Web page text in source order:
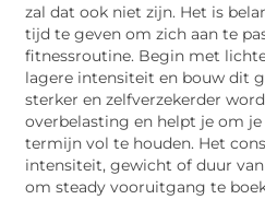
zal dat ook niet zijn. Het is
tijd te geven om zich aan te
fitnessroutine. Begin met
lagere intensiteit en bouw dit
sterker en zelfverzekerder
overbelasting en helpt je om
termijn vol te houden. Het
intensiteit, gewicht of duur
om steady vooruitgang te